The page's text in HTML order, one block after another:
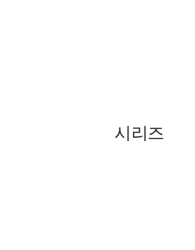
시리즈